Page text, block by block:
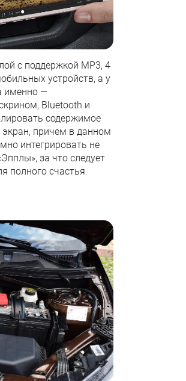
с поддержкой MP3, 4
устройств, а у
именно —
Bluetooth и
содержимое
причем в данном
интегрировать не
за что следует
полного счастья